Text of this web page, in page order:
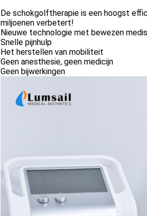
De schokgolftherapie is een hoogst
miljoenen verbetert!
Nieuwe technologie met bewezen
Snelle pijnhulp
Het herstellen van mobiliteit
Geen anesthesie, geen medicijn
Geen bijwerkingen